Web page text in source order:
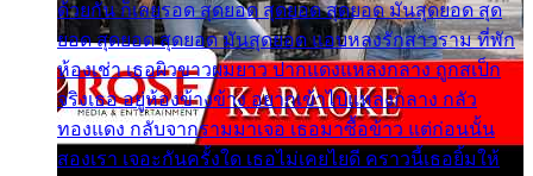
ด้วยกัน ก็เลยรอด สุดยอด สุดยอด สุดยอด มันสุดยอด สุด
ยอด สุดยอด สุดยอด มันสุดยอด แอบหลงรักสาวราม ที่พัก
ห้องเช่า เธอผิวขาวผมยาว ปากแดงแหลงกลาง ถูกสเป็ก
จริงเธอ อยู่ห้องข้างข้าง อยากเข้าไปแหลงกลาง กลัว
ทองแดง กลับจากรามมาเจอ เธอมาซื้อข้าว แต่ก่อนนั้น
สองเรา เจอะกันครั้งใด เธอไม่เคยไยดี คราวนี้เธอยิ้มให้